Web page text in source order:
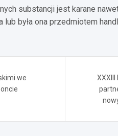
substancji jest karane
była ona przedmiotem
we